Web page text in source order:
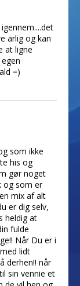
ärlig og kan
at ligne
=)
som ikke
his og
gør noget
og som er
mix af alt
er dig selv,
heldig at
fulde
Når Du er i
lidt
derhen!! når
sin vennie et